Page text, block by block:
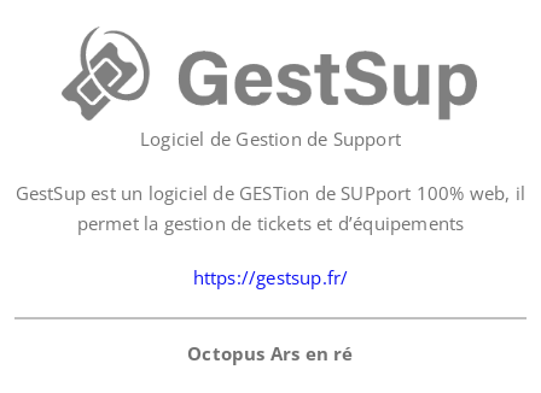
Logiciel de Gestion de Support
GestSup est un logiciel de GESTion de SUPport 100% web, il
permet la gestion de tickets et d’équipements
https://gestsup.fr/
Octopus Ars en ré